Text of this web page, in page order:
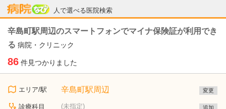
人で選べる医院検索
病院なび
辛島町駅周辺のスマートフォンでマイナ保険証が利用でき
る 病院・クリニック
86 件見つかりました
エリア/駅 辛島町駅周辺 変更
診療科目 (未指定) 追加